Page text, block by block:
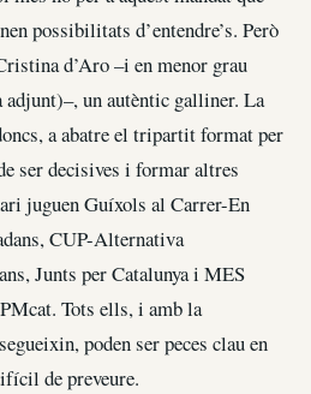
possibilitats d’entendre’s. Però
d’Aro –i en menor grau
un autèntic galliner. La
a abatre el tripartit format per
ser decisives i formar altres
juguen Guíxols al Carrer-En
CUP-Alternativa
Junts per Catalunya i MES
Tots ells, i amb la
poden ser peces clau en
de preveure.